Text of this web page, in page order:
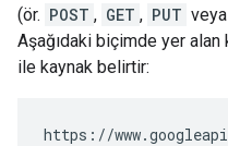
(ör. POST , GET , PUT veya
Aşağıdaki biçimde yer
ile kaynak belirtir:
https://